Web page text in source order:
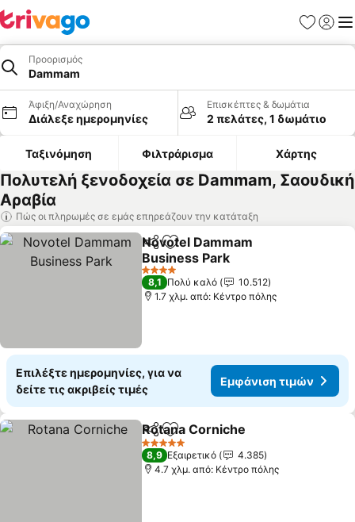
Προορισμός
Dammam
Άφιξη/Αναχώρηση
Διάλεξε ημερομηνίες
Επισκέπτες & δωμάτια
2 πελάτες, 1 δωμάτιο
Ταξινόμηση Φιλτράρισμα Χάρτης
Πολυτελή ξενοδοχεία σε Dammam, Σαουδική
Αραβία
Πώς οι πληρωμές σε εμάς επηρεάζουν την κατάταξη
Κοινοποίηση
Προσθήκη στα αγαπημένα
Novotel Dammam
Business Park
4 Αστέρια
8,1 Πολύ καλό
10.512
1.7 χλμ. από: Κέντρο πόλης
Επιλέξτε ημερομηνίες, για να
δείτε τις ακριβείς τιμές
Εμφάνιση τιμών
Κοινοποίηση
Προσθήκη στα αγαπημένα
Rotana Corniche
5 Αστέρια
8,9 Εξαιρετικό
4.385
4.7 χλμ. από: Κέντρο πόλης